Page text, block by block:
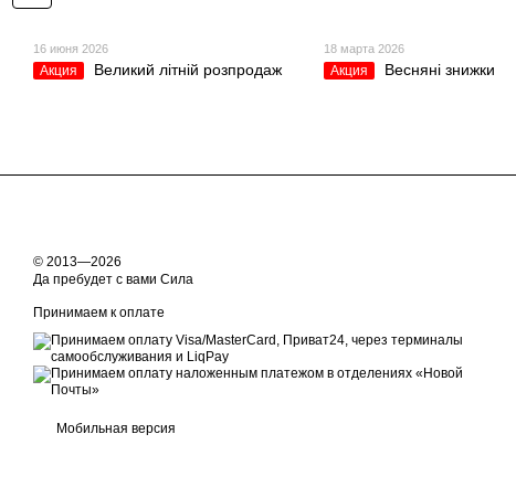
16 июня 2026
Акция Великий літній розпродаж
18 марта 2026
Акция Весняні знижки
© 2013—2026
Да пребудет с вами Сила
Принимаем к оплате
Мобильная версия